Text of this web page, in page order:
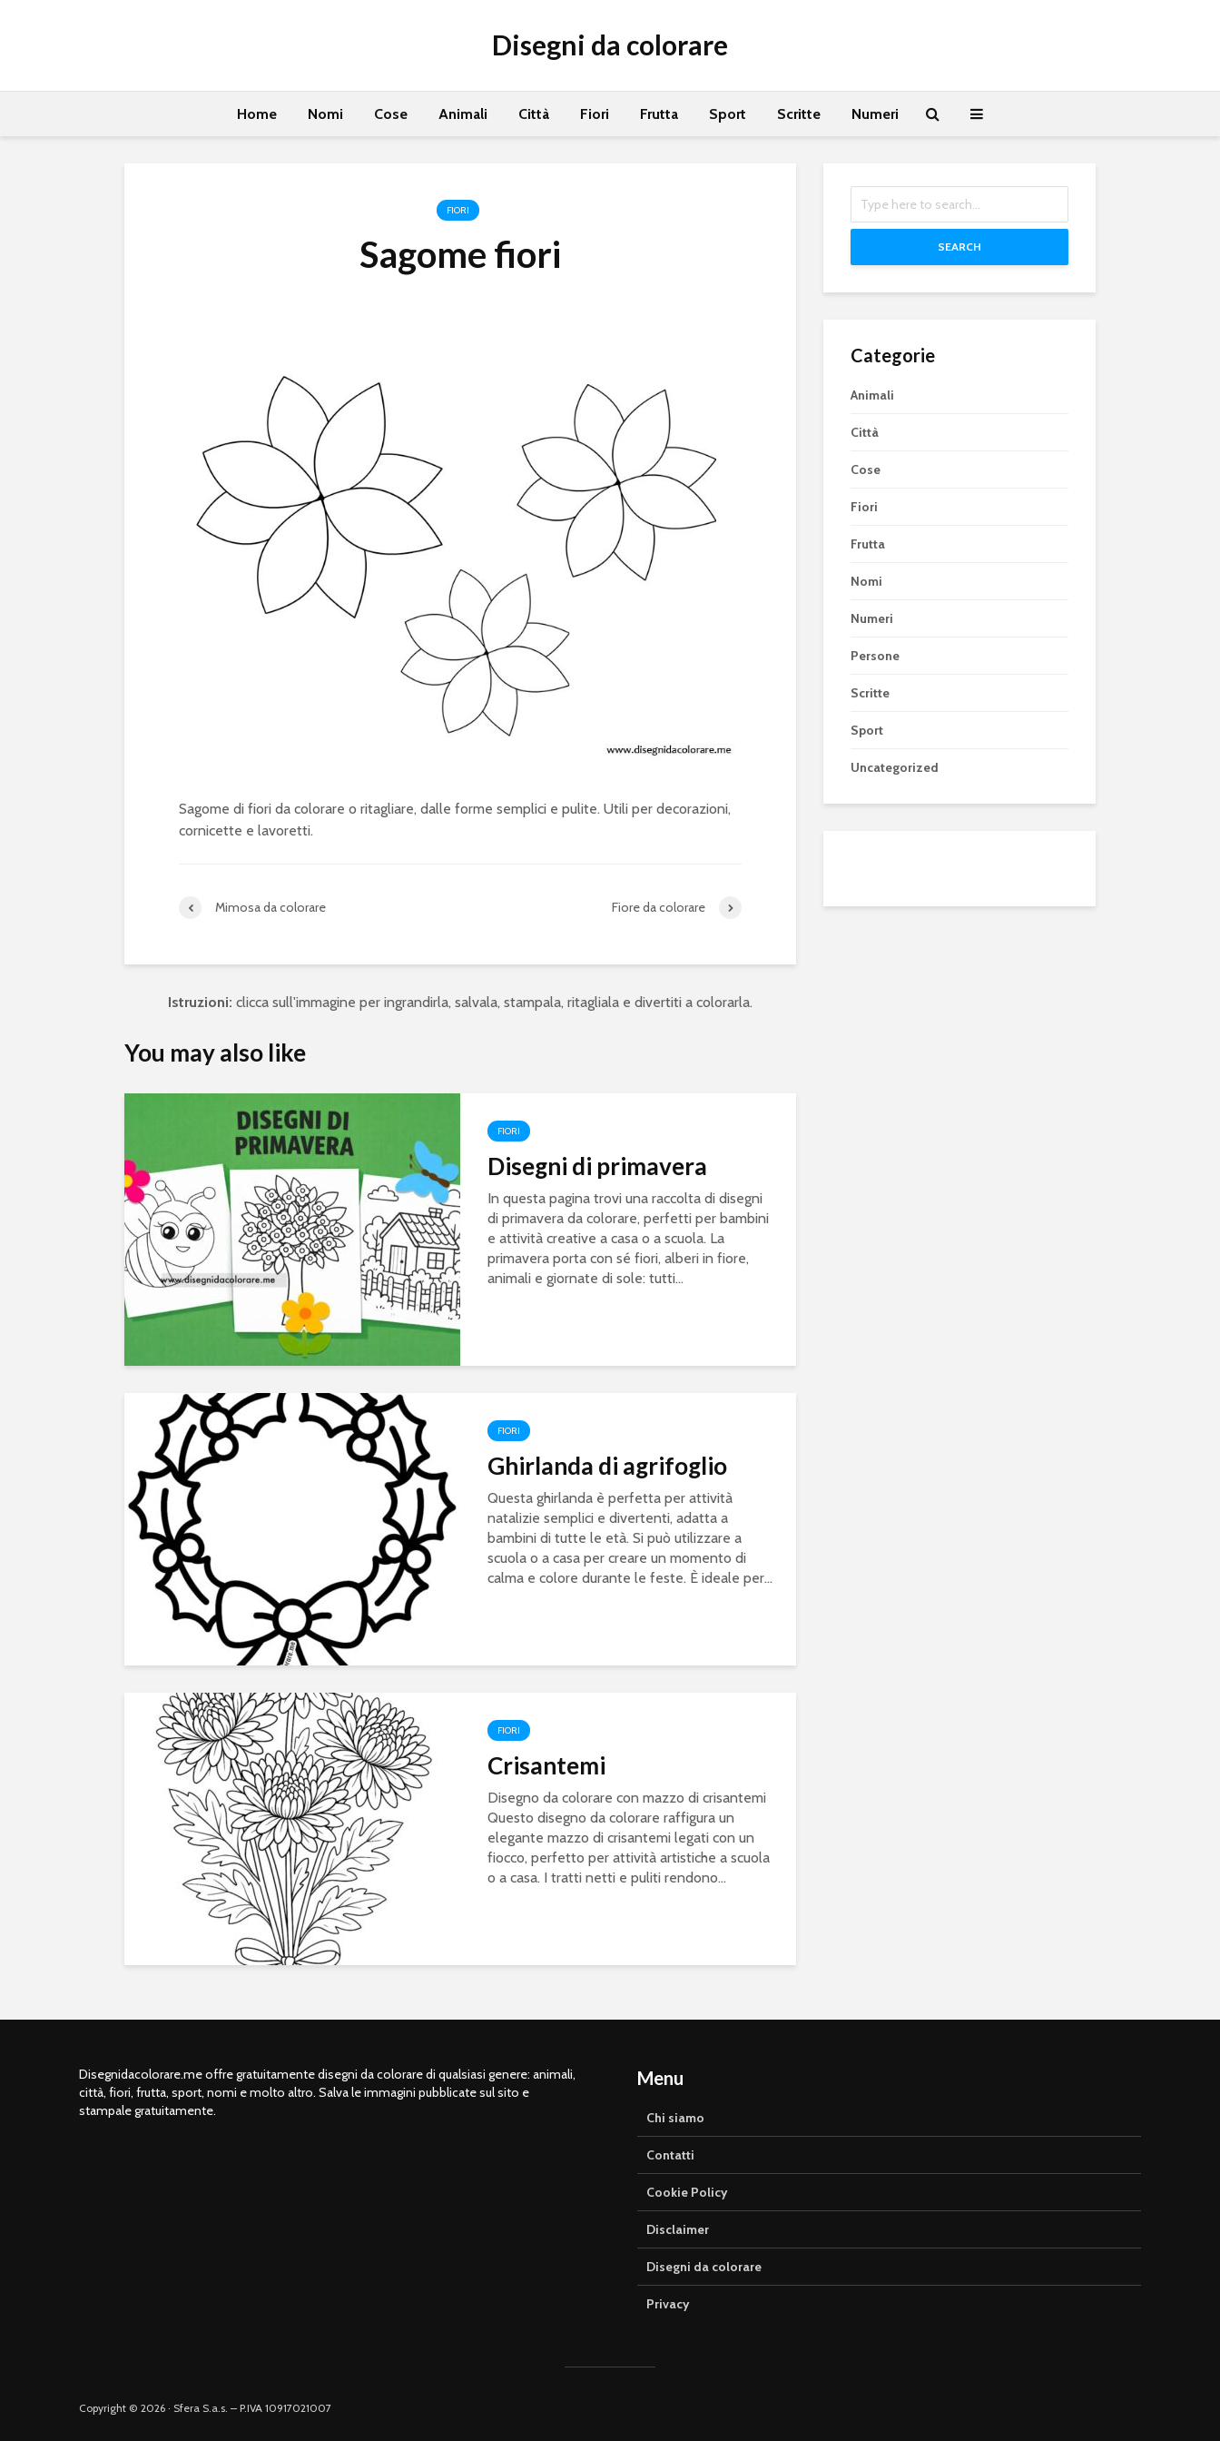
Disegni da colorare
Home Nomi Cose Animali Città Fiori Frutta Sport Scritte Numeri
FIORI
Sagome fiori
Sagome di fiori da colorare o ritagliare, dalle forme semplici e pulite. Utili per decorazioni,
cornicette e lavoretti.
Mimosa da colorare Fiore da colorare
Istruzioni: clicca sull'immagine per ingrandirla, salvala, stampala, ritagliala e divertiti a colorarla.
You may also like
FIORI
Disegni di primavera
In questa pagina trovi una raccolta di disegni
di primavera da colorare, perfetti per bambini
e attività creative a casa o a scuola. La
primavera porta con sé fiori, alberi in fiore,
animali e giornate di sole: tutti...
FIORI
Ghirlanda di agrifoglio
Questa ghirlanda è perfetta per attività
natalizie semplici e divertenti, adatta a
bambini di tutte le età. Si può utilizzare a
scuola o a casa per creare un momento di
calma e colore durante le feste. È ideale per...
FIORI
Crisantemi
Disegno da colorare con mazzo di crisantemi
Questo disegno da colorare raffigura un
elegante mazzo di crisantemi legati con un
fiocco, perfetto per attività artistiche a scuola
o a casa. I tratti netti e puliti rendono...
SEARCH
Categorie
Animali
Città
Cose
Fiori
Frutta
Nomi
Numeri
Persone
Scritte
Sport
Uncategorized
Disegnidacolorare.me offre gratuitamente disegni da colorare di qualsiasi genere: animali,
città, fiori, frutta, sport, nomi e molto altro. Salva le immagini pubblicate sul sito e
stampale gratuitamente.
Menu
Chi siamo
Contatti
Cookie Policy
Disclaimer
Disegni da colorare
Privacy
Copyright © 2026 · Sfera S.a.s. – P.IVA 10917021007